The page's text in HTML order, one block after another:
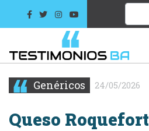
Genéricos 24/05/2026
Queso Roquefort